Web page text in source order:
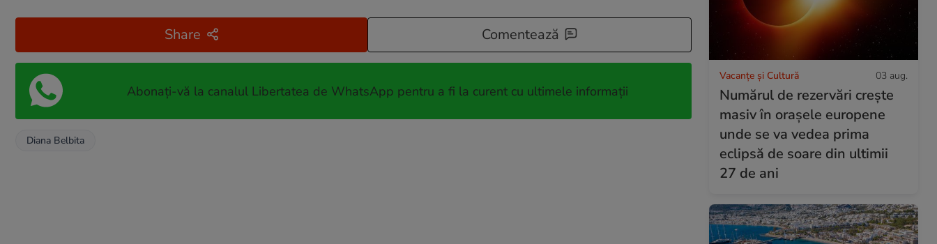
Share Comentează
Abonați-vă la canalul Libertatea de WhatsApp pentru a fi la curent cu ultimele informații
Diana Belbita
Vacanțe și Cultură 03 aug.
Numărul de rezervări crește
masiv în orașele europene
unde se va vedea prima
eclipsă de soare din ultimii
27 de ani